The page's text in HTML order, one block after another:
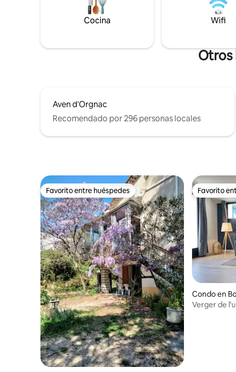
accesibles a pie. PARA
Cocina Wifi
Otros
Aven d'Orgnac
Recomendado por 296 personas locales
Favorito entre huéspedes
Favorito entre huéspedes Favorito
Favorito
Condo en
Verger de